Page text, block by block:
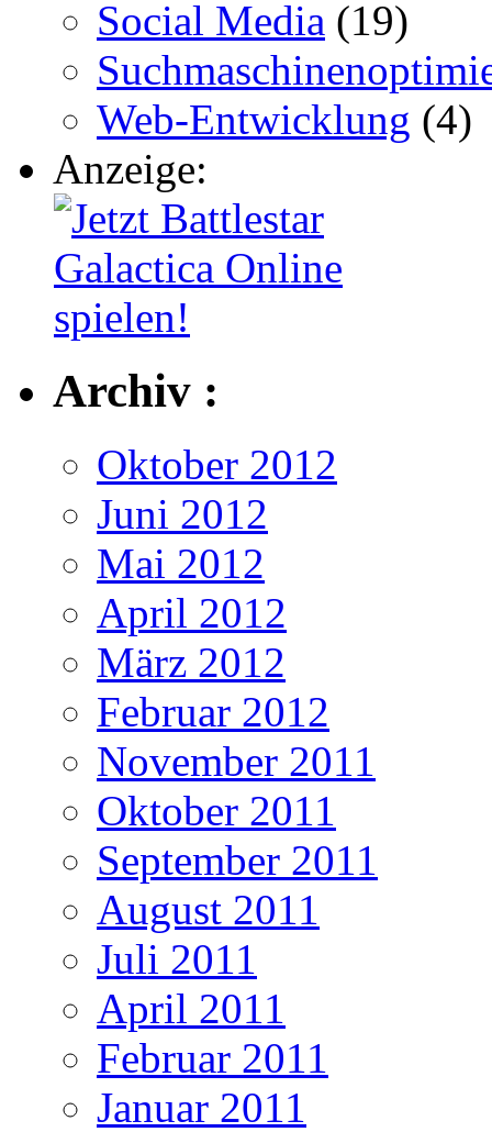
Social Media (19)
Web-Entwicklung (4)
Anzeige:
Archiv :
Oktober 2012
Juni 2012
Mai 2012
April 2012
März 2012
Februar 2012
November 2011
Oktober 2011
September 2011
August 2011
Juli 2011
April 2011
Februar 2011
Januar 2011